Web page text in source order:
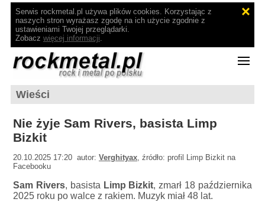
Serwis rockmetal.pl używa plików cookies. Korzystając z
naszych stron wyrażasz zgodę na ich użycie zgodnie z
ustawieniami Twojej przeglądarki.
Zobacz więcej informacji.
Wieści
Nie żyje Sam Rivers, basista Limp
Bizkit
20.10.2025 17:20 autor:Verghityax, źródło: profil Limp Bizkit na
Facebooku
Sam Rivers, basista Limp Bizkit, zmarł 18 października
2025 roku po walce z rakiem. Muzyk miał 48 lat.